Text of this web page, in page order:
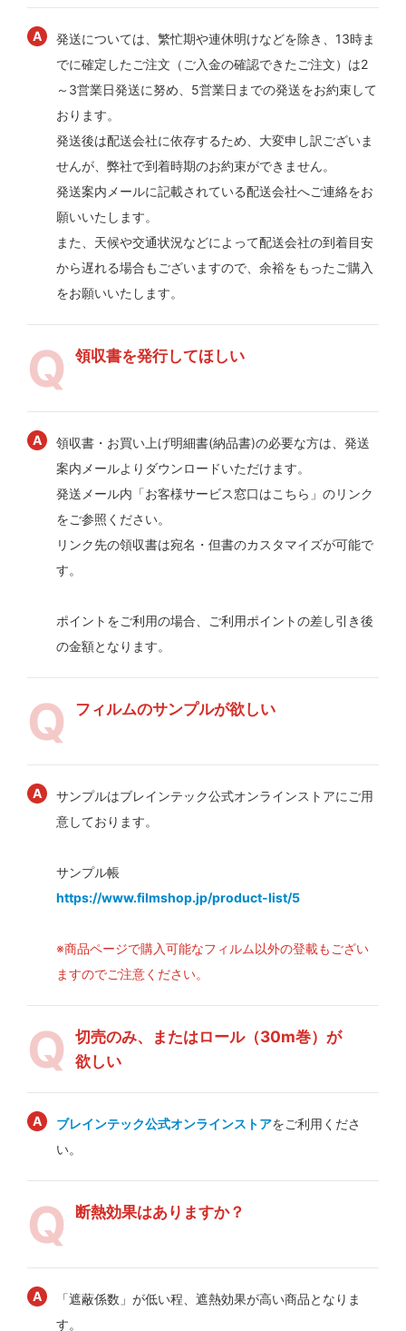
発送については、繁忙期や連休明けなどを除き、13時ま
でに確定したご注文（ご入金の確認できたご注文）は2
～3営業日発送に努め、5営業日までの発送をお約束して
おります。
発送後は配送会社に依存するため、大変申し訳ございま
せんが、弊社で到着時期のお約束ができません。
発送案内メールに記載されている配送会社へご連絡をお
願いいたします。
また、天候や交通状況などによって配送会社の到着目安
から遅れる場合もございますので、余裕をもったご購入
をお願いいたします。
領収書を発行してほしい
領収書・お買い上げ明細書(納品書)の必要な方は、発送
案内メールよりダウンロードいただけます。
発送メール内「お客様サービス窓口はこちら」のリンク
をご参照ください。
リンク先の領収書は宛名・但書のカスタマイズが可能で
す。
ポイントをご利用の場合、ご利用ポイントの差し引き後
の金額となります。
フィルムのサンプルが欲しい
サンプルはブレインテック公式オンラインストアにご用
意しております。
サンプル帳
https://www.filmshop.jp/product-list/5
※商品ページで購入可能なフィルム以外の登載もござい
ますのでご注意ください。
切売のみ、またはロール（30m巻）が
欲しい
ブレインテック公式オンラインストアをご利用くださ
い。
断熱効果はありますか？
「遮蔽係数」が低い程、遮熱効果が高い商品となりま
す。